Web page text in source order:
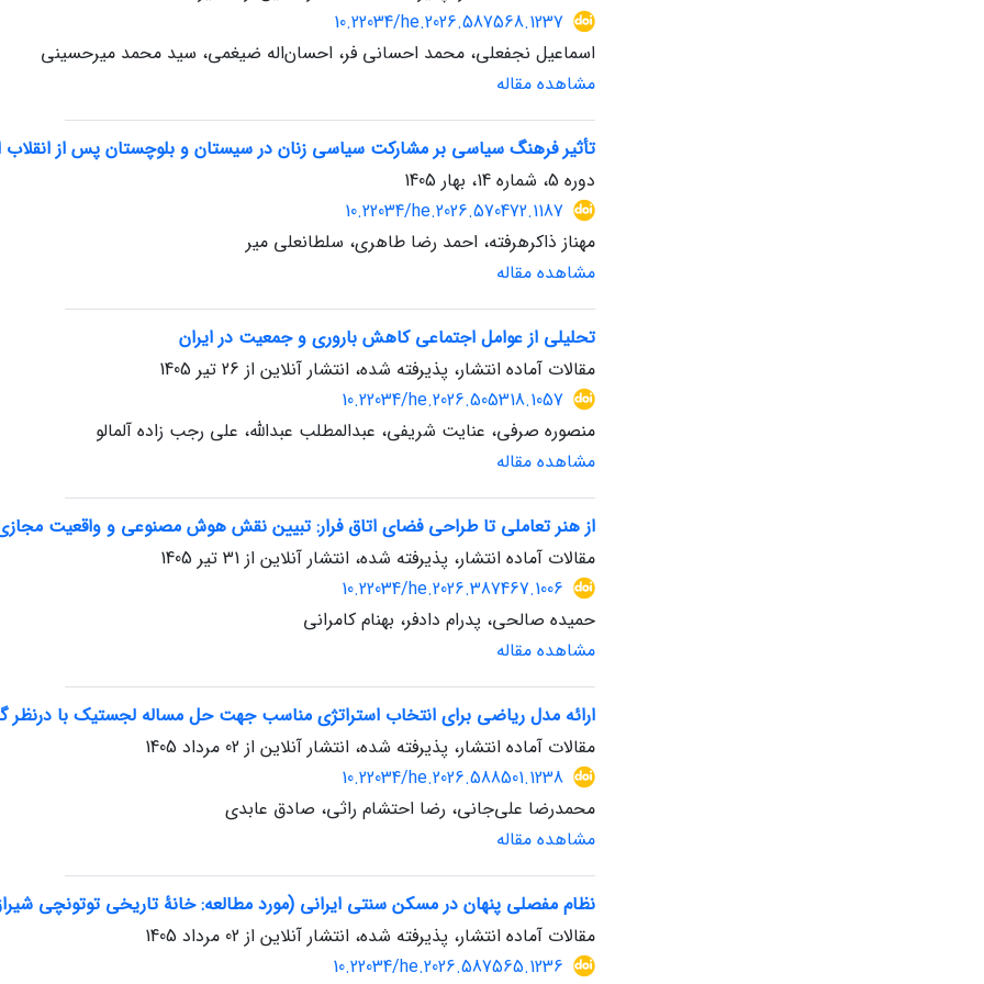
10.22034/he.2026.587568.1237
اسماعیل نجفعلی، محمد احسانی فر، احسان‌اله ضیغمی، سید محمد میرحسینی
مشاهده مقاله
تأثیر فرهنگ سیاسی بر مشارکت سیاسی زنان در سیستان و بلوچستان پس از انقلاب
دوره 5، شماره 14، بهار 1405
10.22034/he.2026.570472.1187
مهناز ذاکرهرفته، احمد رضا طاهری، سلطانعلی میر
مشاهده مقاله
تحلیلی از عوامل اجتماعی کاهش باروری و جمعیت در ایران
مقالات آماده انتشار، پذیرفته شده، انتشار آنلاین از 26 تیر 1405
10.22034/he.2026.505318.1057
منصوره صرفی، عنایت شریفی، عبدالمطلب عبدالله، علی رجب زاده آلمالو
مشاهده مقاله
از هنر تعاملی تا طراحی فضای اتاق فرار: تبیین نقش هوش مصنوعی و واقعیت
مقالات آماده انتشار، پذیرفته شده، انتشار آنلاین از 31 تیر 1405
10.22034/he.2026.387467.1006
حمیده صالحی، پدرام دادفر، بهنام کامرانی
مشاهده مقاله
ارائه مدل ریاضی برای انتخاب استراتژی مناسب جهت حل مساله لجستیک با درنظر
مقالات آماده انتشار، پذیرفته شده، انتشار آنلاین از 02 مرداد 1405
10.22034/he.2026.588501.1238
محمدرضا علی‌جانی، رضا احتشام راثی، صادق عابدی
مشاهده مقاله
نظام مفصلی پنهان در مسکن سنتی ایرانی (مورد مطالعه: خانۀ تاریخی توتونچی
مقالات آماده انتشار، پذیرفته شده، انتشار آنلاین از 02 مرداد 1405
10.22034/he.2026.587565.1236